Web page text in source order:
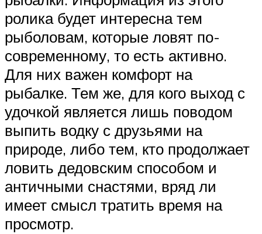
ролика будет интересна тем
рыболовам, которые ловят по-
современному, то есть активно.
Для них важен комфорт на
рыбалке. Тем же, для кого выход с
удочкой является лишь поводом
выпить водку с друзьями на
природе, либо тем, кто продолжает
ловить дедовским способом и
античными снастями, вряд ли
имеет смысл тратить время на
просмотр.